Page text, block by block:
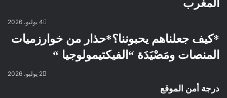
المغرب
4 يوليو، 2026
*كيف جعلناهم يحبوننا؟*حذار من خوارزميات
المنصات ومَصْيَدَة “الفيكتيمولوجيا “
2 يوليو، 2026
درجة أمن الموقع